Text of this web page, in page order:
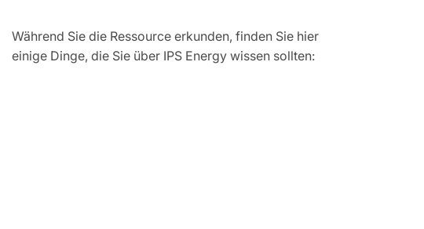
Während Sie die Ressource erkunden, finden Sie hier
einige Dinge, die Sie über IPS Energy wissen sollten: